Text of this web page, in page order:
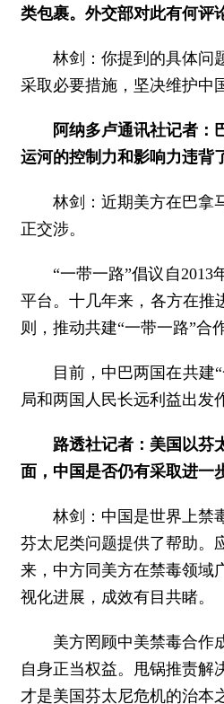
类包裹。外交部对此有何评
林剑：你提到的具体问
采取必要措施，坚决维护中
阿纳多卢通讯社记者：
运河的控制力和影响力违背
林剑：近期美方在巴拿
正交涉。
“一带一路”倡议自2013年
平台。十几年来，各方在推
则，推动共建“一带一路”
目前，中巴两国在共建
局和两国人民长远利益出发
路透社记者：美国以芬
面，中国是否仍有采取进一
林剑：中国是世界上禁
芬太尼类问题提供了帮助。
来，中方同美方在禁毒领域
视化进展，成效有目共睹。
美方罔顾中美禁毒合作
自身正当权益。甩锅推责解
才是美国芬太尼危机的治本